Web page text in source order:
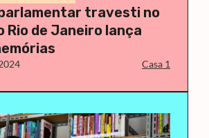
travesti no
Rio de Janeiro lança
Casa 1